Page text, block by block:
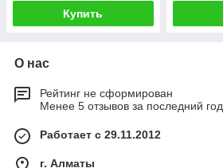
Купить
О нас
Рейтинг не сформирован
Менее 5 отзывов за последний год
Работает с 29.11.2012
г. Алматы